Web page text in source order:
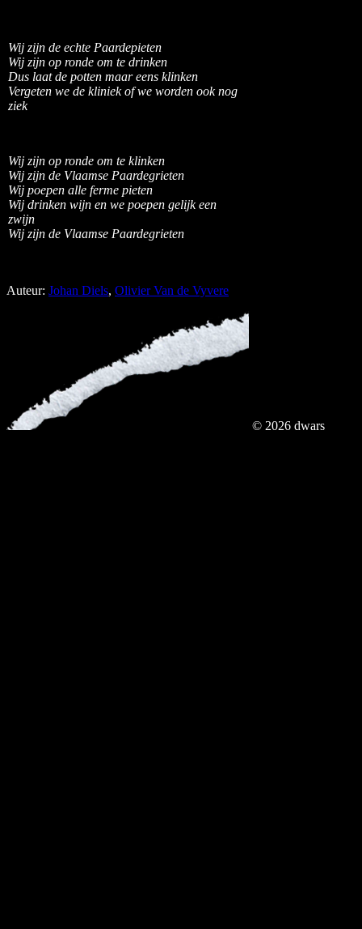
Wij zijn de echte Paardepieten
Wij zijn op ronde om te drinken
Dus laat de potten maar eens klinken
Vergeten we de kliniek of we worden ook nog
ziek
Wij zijn op ronde om te klinken
Wij zijn de Vlaamse Paardegrieten
Wij poepen alle ferme pieten
Wij drinken wijn en we poepen gelijk een
zwijn
Wij zijn de Vlaamse Paardegrieten
Auteur: Johan Diels, Olivier Van de Vyvere
© 2026 dwars